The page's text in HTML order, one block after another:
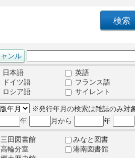
日本語
英語
ドイツ語
フランス語
ロシア語
サイレント
※発行年月の検索は雑誌のみ対
年
月から 年
三田図書館
みなと図書
高輪分室
港南図書館